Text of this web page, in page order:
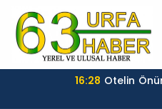
16:28 Otelin